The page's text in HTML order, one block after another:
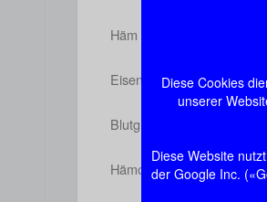
Diese Cookies
unserer
Diese Website
der Google Inc.
Häm
Eisenstoffwechsel
Blutgruppen
Hämostase (Blutstillung